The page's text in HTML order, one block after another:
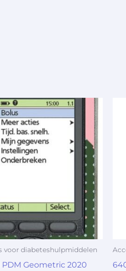
voor diabeteshulpmiddelen
Geometric 2020